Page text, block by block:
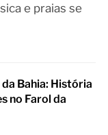
e praias se
Bahia: História
no Farol da